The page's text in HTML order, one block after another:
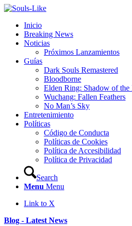
Inicio
Breaking News
Noticias
Próximos Lanzamientos
Guías
Dark Souls Remastered
Bloodborne
Elden Ring: Shadow of the
Wuchang: Fallen Feathers
No Man’s Sky
Entretenimiento
Políticas
Código de Conducta
Políticas de Cookies
Política de Accesibilidad
Política de Privacidad
Search
Menu Menu
Link to X
Blog - Latest News